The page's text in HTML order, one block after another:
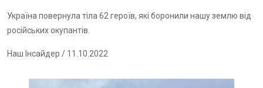
Україна повернула тіла 62 героїв, які боронили нашу землю від
російських окупантів.
Наш Інсайдер / 11.10.2022